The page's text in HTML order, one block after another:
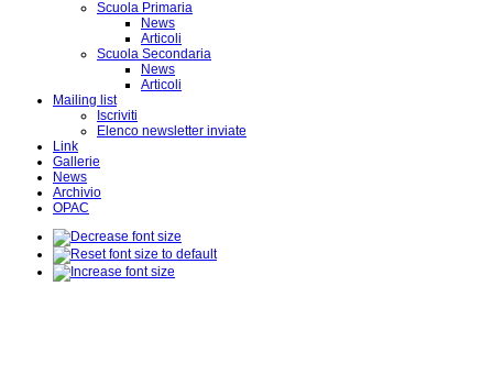
Scuola Primaria
News
Articoli
Scuola Secondaria
News
Articoli
Mailing list
Iscriviti
Elenco newsletter inviate
Link
Gallerie
News
Archivio
OPAC